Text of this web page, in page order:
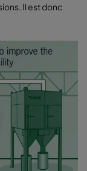
Il est donc